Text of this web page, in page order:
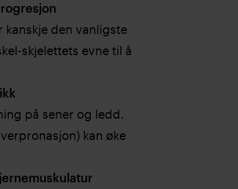
kanskje den vanligste
skjelettets evne til å
på sener og ledd.
kan øke